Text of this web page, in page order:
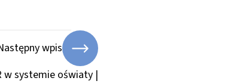
wpis
w systemie oświaty |